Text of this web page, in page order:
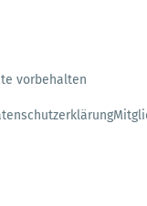
vorbehalten